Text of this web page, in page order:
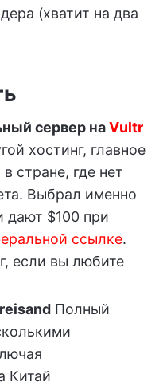
(хватит на два
сервер наVultr
хостинг, главное
стране, где нет
Выбрал именно
дают $100 при
ссылке.
если вы любите
Полный
Китай